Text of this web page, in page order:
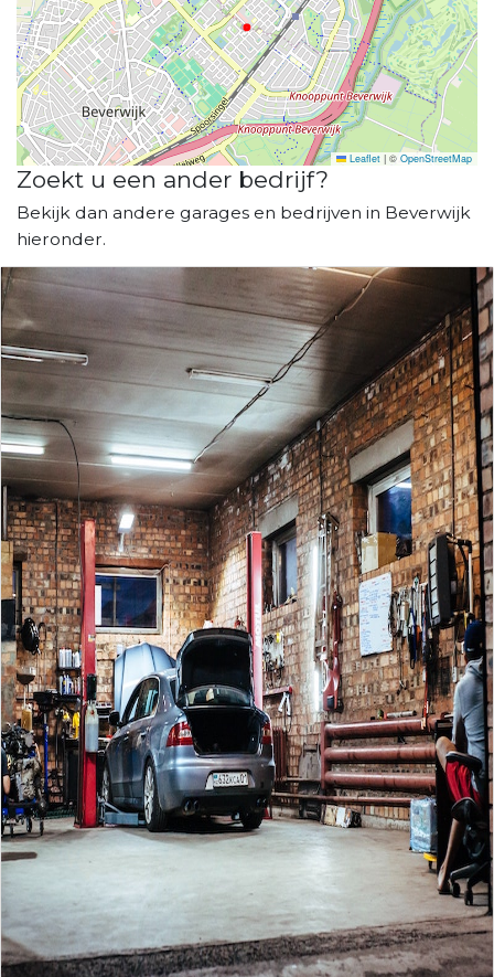
Leaflet | © OpenStreetMap
Zoekt u een ander bedrijf?
Bekijk dan andere garages en bedrijven in Beverwijk
hieronder.